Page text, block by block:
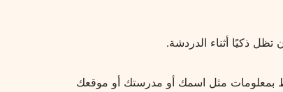
بمعلومات مثل اسمك أو مدرستك أو موقعك